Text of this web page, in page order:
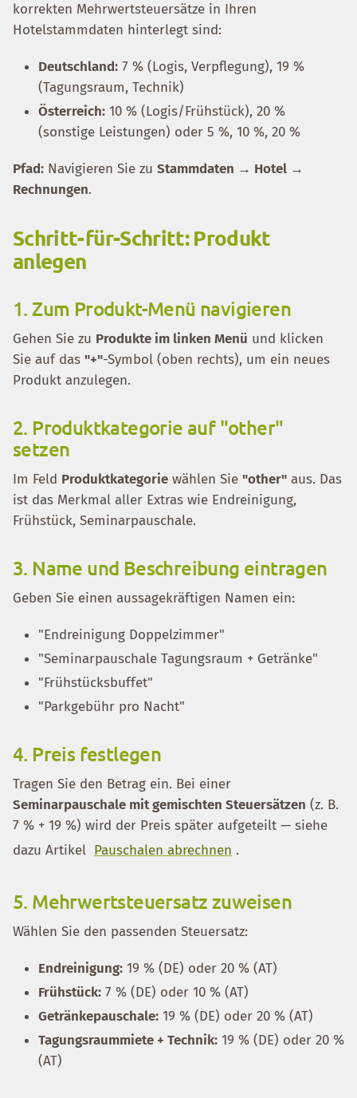
korrekten Mehrwertsteuersätze in Ihren
Hotelstammdaten hinterlegt sind:
Deutschland: 7 % (Logis, Verpflegung), 19 %
(Tagungsraum, Technik)
Österreich: 10 % (Logis/Frühstück), 20 %
(sonstige Leistungen) oder 5 %, 10 %, 20 %
Pfad: Navigieren Sie zu Stammdaten → Hotel →
Rechnungen.
Schritt-für-Schritt: Produkt
anlegen
1. Zum Produkt-Menü navigieren
Gehen Sie zu Produkte im linken Menü und klicken
Sie auf das "+"-Symbol (oben rechts), um ein neues
Produkt anzulegen.
2. Produktkategorie auf "other"
setzen
Im Feld Produktkategorie wählen Sie "other" aus. Das
ist das Merkmal aller Extras wie Endreinigung,
Frühstück, Seminarpauschale.
3. Name und Beschreibung eintragen
Geben Sie einen aussagekräftigen Namen ein:
"Endreinigung Doppelzimmer"
"Seminarpauschale Tagungsraum + Getränke"
"Frühstücksbuffet"
"Parkgebühr pro Nacht"
4. Preis festlegen
Tragen Sie den Betrag ein. Bei einer
Seminarpauschale mit gemischten Steuersätzen (z. B.
7 % + 19 %) wird der Preis später aufgeteilt — siehe
dazu Artikel Pauschalen abrechnen .
5. Mehrwertsteuersatz zuweisen
Wählen Sie den passenden Steuersatz:
Endreinigung: 19 % (DE) oder 20 % (AT)
Frühstück: 7 % (DE) oder 10 % (AT)
Getränkepauschale: 19 % (DE) oder 20 % (AT)
Tagungsraummiete + Technik: 19 % (DE) oder 20 %
(AT)